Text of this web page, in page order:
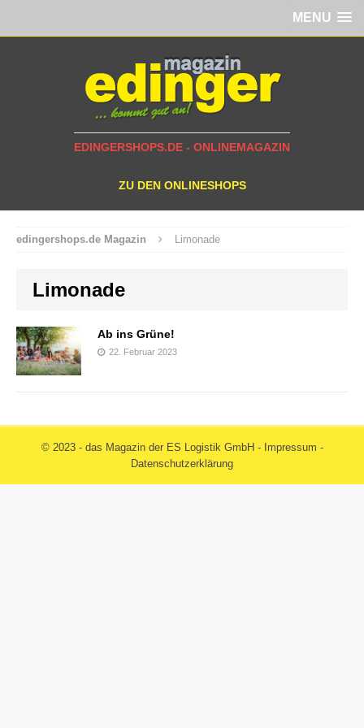
MENU
EDINGERSHOPS.DE - ONLINEMAGAZIN
ZU DEN ONLINESHOPS
edingershops.de Magazin Limonade
Limonade
Ab ins Grüne!
22. Februar 2023
© 2023 - das Magazin der ES Logistik GmbH - Impressum -
Datenschutzerklärung